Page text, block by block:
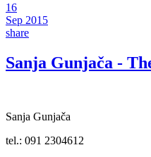
16
Sep 2015
share
Sanja Gunjača -
Sanja Gunjača
tel.: 091 2304612